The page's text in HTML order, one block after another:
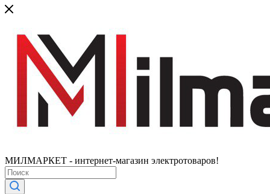
МИЛМАРКЕТ - интернет-магазин электротоваров!